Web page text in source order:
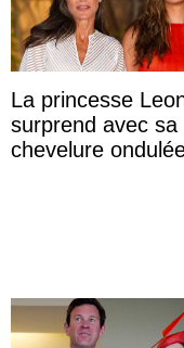
La princesse
surprend avec sa
chevelure